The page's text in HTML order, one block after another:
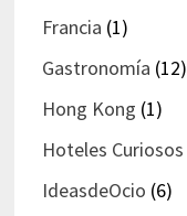
Francia (1)
Gastronomía (12)
Hong Kong (1)
Hoteles Curiosos
IdeasdeOcio (6)